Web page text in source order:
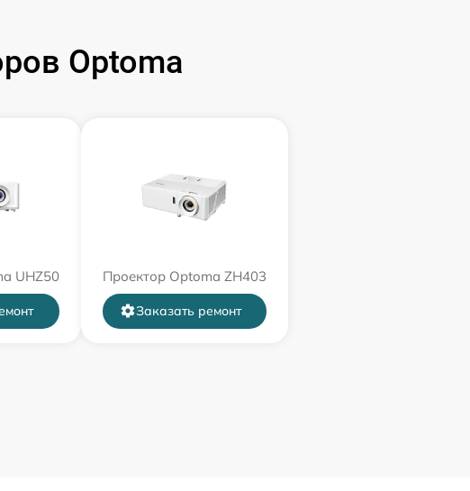
Optoma
UHZ50 Проектор Optoma ZH403
Заказать ремонт